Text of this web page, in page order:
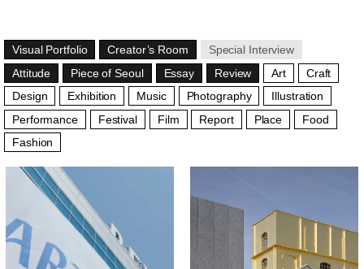
Visual Portfolio Creator’s Room
Special Interview
Attitude
Piece of Seoul Essay Review Art
Craft
Design
Exhibition Music Photography
Illustration
Performance
Festival Film Report Place
Food
Fashion